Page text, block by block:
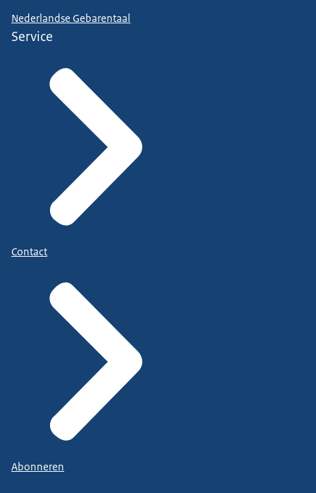
Nederlandse Gebarentaal
Service
Contact
Abonneren